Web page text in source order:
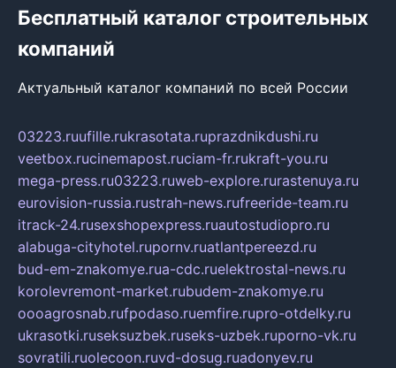
Бесплатный каталог строительных
компаний
Актуальный каталог компаний по всей России
03223.ruufille.rukrasotata.ruprazdnikdushi.ru
veetbox.rucinemapost.ruciam-fr.rukraft-you.ru
mega-press.ru03223.ruweb-explore.rurastenuya.ru
eurovision-russia.rustrah-news.rufreeride-team.ru
itrack-24.rusexshopexpress.ruautostudiopro.ru
alabuga-cityhotel.rupornv.ruatlantpereezd.ru
bud-em-znakomye.rua-cdc.ruelektrostal-news.ru
korolevremont-market.rubudem-znakomye.ru
oooagrosnab.rufpodaso.ruemfire.rupro-otdelky.ru
ukrasotki.ruseksuzbek.ruseks-uzbek.ruporno-vk.ru
sovratili.ruolecoon.ruvd-dosug.ruadonyev.ru